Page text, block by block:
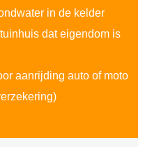
in de kelder
dat eigendom is
aanrijding auto of moto